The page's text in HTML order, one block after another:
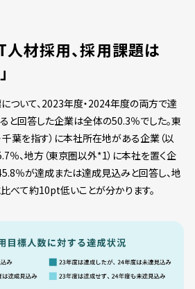
材採用、採用課題は
いて、2023年度・2024年度の両方で達
と回答した企業は全体の50.3％でした。東
千葉を指す）に本社所在地がある企業（以
％、地方（東京圏以外*1）に本社を置く企
％が達成または達成見込みと回答し、地
べて約10pt低いことが分かります。